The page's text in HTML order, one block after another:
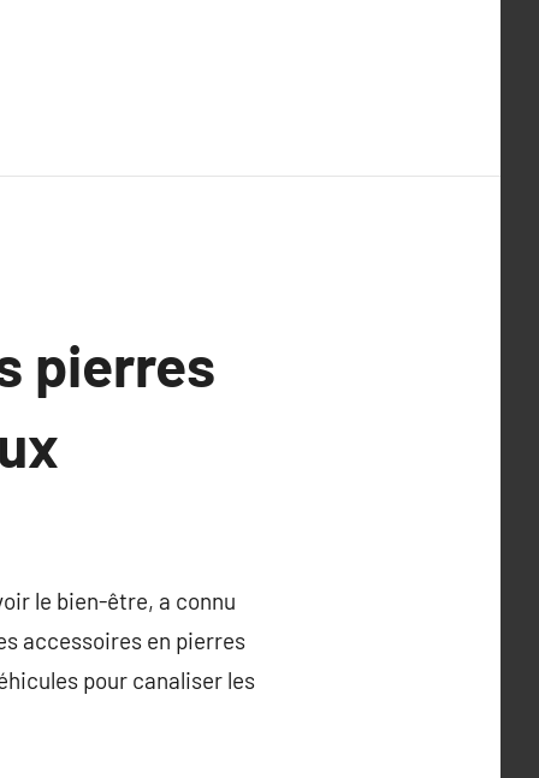
pierres
le bien-être, a connu
accessoires en pierres
pour canaliser les